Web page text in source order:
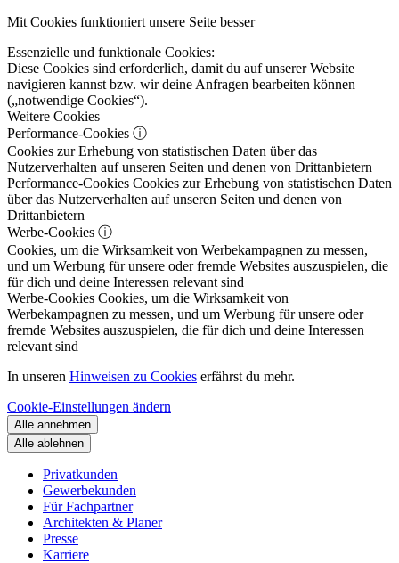
Mit Cookies funktioniert unsere Seite besser
Essenzielle und funktionale Cookies:
Diese Cookies sind erforderlich, damit du auf unserer Website
navigieren kannst bzw. wir deine Anfragen bearbeiten können
(„notwendige Cookies“).
Weitere Cookies
Performance-Cookies ⓘ
Cookies zur Erhebung von statistischen Daten über das
Nutzerverhalten auf unseren Seiten und denen von Drittanbietern
Performance-Cookies Cookies zur Erhebung von statistischen Daten
über das Nutzerverhalten auf unseren Seiten und denen von
Drittanbietern
Werbe-Cookies ⓘ
Cookies, um die Wirksamkeit von Werbekampagnen zu messen,
und um Werbung für unsere oder fremde Websites auszuspielen, die
für dich und deine Interessen relevant sind
Werbe-Cookies Cookies, um die Wirksamkeit von
Werbekampagnen zu messen, und um Werbung für unsere oder
fremde Websites auszuspielen, die für dich und deine Interessen
relevant sind
In unseren Hinweisen zu Cookies erfährst du mehr.
Cookie-Einstellungen ändern
Alle annehmen
Alle ablehnen
Privatkunden
Gewerbekunden
Für Fachpartner
Architekten & Planer
Presse
Karriere